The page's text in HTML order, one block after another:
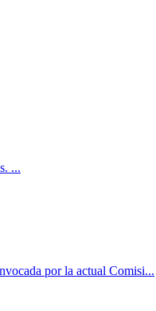
...
por la actual Comisi...